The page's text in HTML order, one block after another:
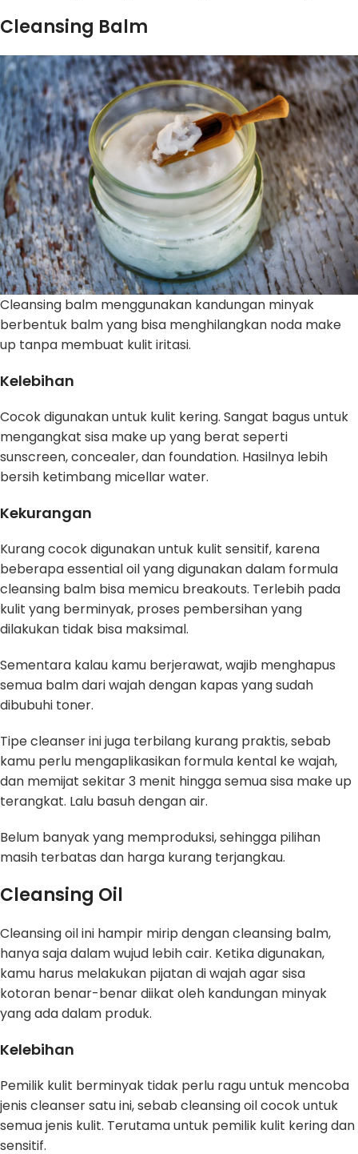
Cleansing Balm
Cleansing balm menggunakan kandungan minyak
berbentuk balm yang bisa menghilangkan noda make
up tanpa membuat kulit iritasi.
Kelebihan
Cocok digunakan untuk kulit kering. Sangat bagus untuk
mengangkat sisa make up yang berat seperti
sunscreen, concealer, dan foundation. Hasilnya lebih
bersih ketimbang micellar water.
Kekurangan
Kurang cocok digunakan untuk kulit sensitif, karena
beberapa essential oil yang digunakan dalam formula
cleansing balm bisa memicu breakouts. Terlebih pada
kulit yang berminyak, proses pembersihan yang
dilakukan tidak bisa maksimal.
Sementara kalau kamu berjerawat, wajib menghapus
semua balm dari wajah dengan kapas yang sudah
dibubuhi toner.
Tipe cleanser ini juga terbilang kurang praktis, sebab
kamu perlu mengaplikasikan formula kental ke wajah,
dan memijat sekitar 3 menit hingga semua sisa make up
terangkat. Lalu basuh dengan air.
Belum banyak yang memproduksi, sehingga pilihan
masih terbatas dan harga kurang terjangkau.
Cleansing Oil
Cleansing oil ini hampir mirip dengan cleansing balm,
hanya saja dalam wujud lebih cair. Ketika digunakan,
kamu harus melakukan pijatan di wajah agar sisa
kotoran benar-benar diikat oleh kandungan minyak
yang ada dalam produk.
Kelebihan
Pemilik kulit berminyak tidak perlu ragu untuk mencoba
jenis cleanser satu ini, sebab cleansing oil cocok untuk
semua jenis kulit. Terutama untuk pemilik kulit kering dan
sensitif.